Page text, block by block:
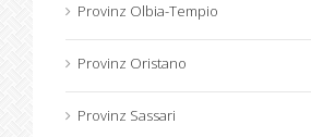
Provinz Olbia-Tempio
Provinz Oristano
Provinz Sassari